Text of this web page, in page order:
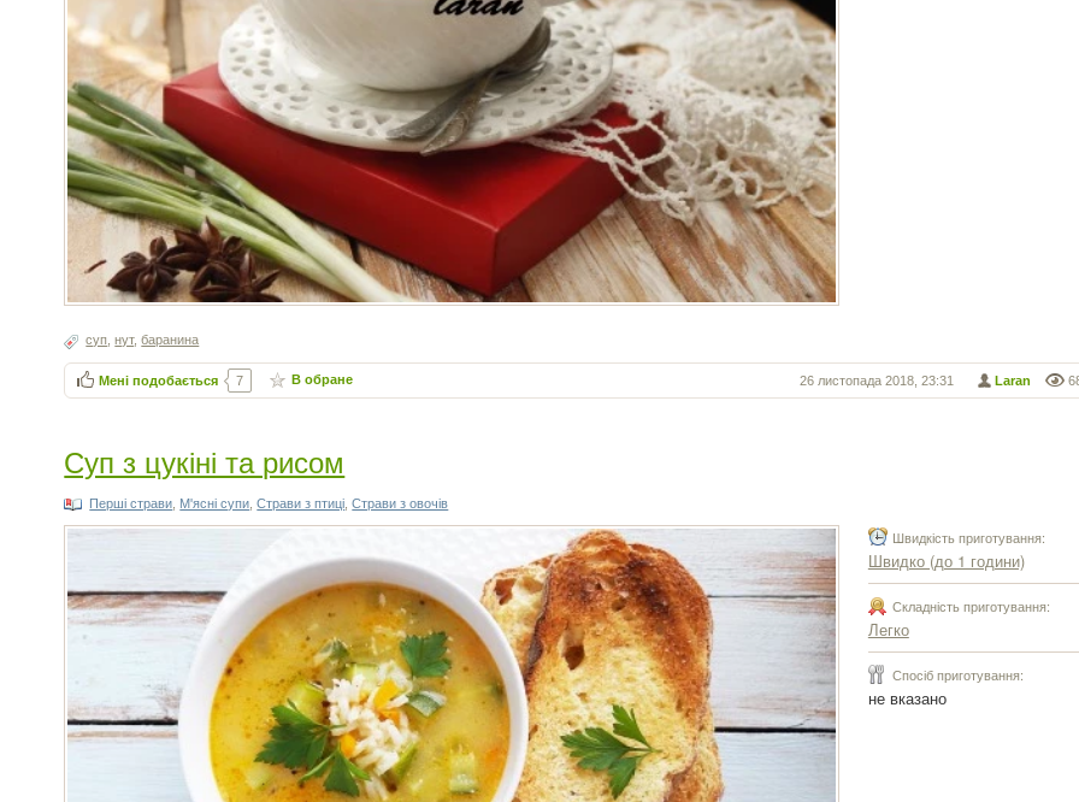
суп ,нут,баранина
Laran
26 листопада 2018, 23:31
Мені подобається 7 В обране
Суп з цукіні та рисом
Перші страви М'ясні супи ,Страви з птиці ,Страви з овочів
Швидкість приготування:
Швидко (до 1 години)
Складність приготування:
Легко
Спосіб приготування:
не вказано